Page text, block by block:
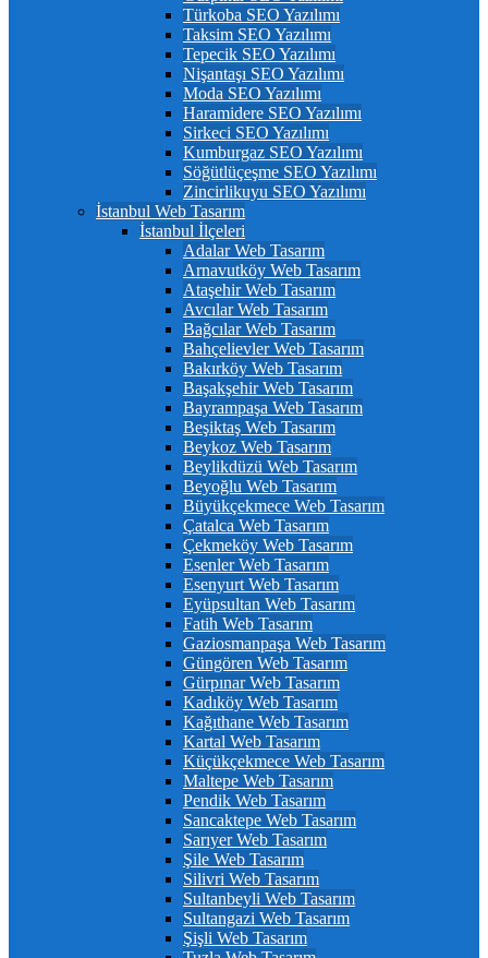
Türkoba SEO Yazılımı
Taksim SEO Yazılımı
Tepecik SEO Yazılımı
Nişantaşı SEO Yazılımı
Moda SEO Yazılımı
Haramidere SEO Yazılımı
Sirkeci SEO Yazılımı
Kumburgaz SEO Yazılımı
Söğütlüçeşme SEO Yazılımı
Zincirlikuyu SEO Yazılımı
İstanbul Web Tasarım
İstanbul İlçeleri
Adalar Web Tasarım
Arnavutköy Web Tasarım
Ataşehir Web Tasarım
Avcılar Web Tasarım
Bağcılar Web Tasarım
Bahçelievler Web Tasarım
Bakırköy Web Tasarım
Başakşehir Web Tasarım
Bayrampaşa Web Tasarım
Beşiktaş Web Tasarım
Beykoz Web Tasarım
Beylikdüzü Web Tasarım
Beyoğlu Web Tasarım
Büyükçekmece Web Tasarım
Çatalca Web Tasarım
Çekmeköy Web Tasarım
Esenler Web Tasarım
Esenyurt Web Tasarım
Eyüpsultan Web Tasarım
Fatih Web Tasarım
Gaziosmanpaşa Web Tasarım
Güngören Web Tasarım
Gürpınar Web Tasarım
Kadıköy Web Tasarım
Kağıthane Web Tasarım
Kartal Web Tasarım
Küçükçekmece Web Tasarım
Maltepe Web Tasarım
Pendik Web Tasarım
Sancaktepe Web Tasarım
Sarıyer Web Tasarım
Şile Web Tasarım
Silivri Web Tasarım
Sultanbeyli Web Tasarım
Sultangazi Web Tasarım
Şişli Web Tasarım